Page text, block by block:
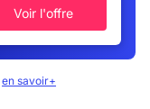
Voir l'offre
en savoir+